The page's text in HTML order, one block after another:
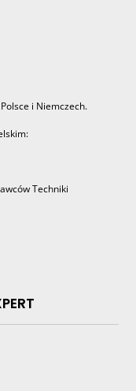
i Niemczech.
Techniki